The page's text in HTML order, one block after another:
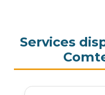
Services